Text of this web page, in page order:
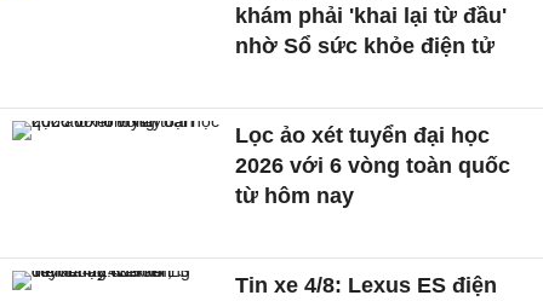
khám phải 'khai lại từ đầu'
nhờ Sổ sức khỏe điện tử
Lọc ảo xét tuyển đại học
2026 với 6 vòng toàn quốc
từ hôm nay
Tin xe 4/8: Lexus ES điện